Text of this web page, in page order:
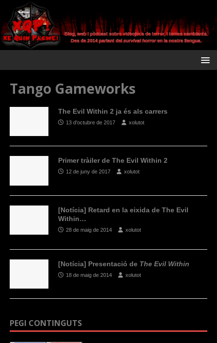
Tango Gameworks
The Evil Within 2 ja és als carrers
13 d'octubre de 2017 xolutot
Primer tràiler de The Evil Within 2
12 de juny de 2017 xolutot
[Notícia] Retard en la eixida de The Evil
Within…
28 de maig de 2014 xolutot
[Notícia] Presentació de The Evil Within
18 de maig de 2014 xolutot
PEGI CONTINGUTS